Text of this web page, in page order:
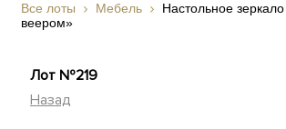
Все лоты Мебель
Настольное
веером»
Лот №219
Назад